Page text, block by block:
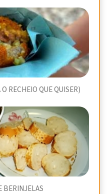
O RECHEIO QUE QUISER)
BERINJELAS